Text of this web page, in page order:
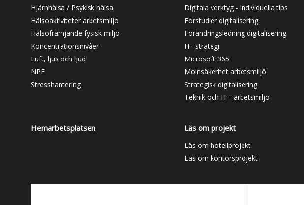
Hjärnhälsa / Psykisk hälsa
Hälsoaktiviteter arbetsmiljö
Hälsofrämjande fysisk miljö
Koncentrationsnivåer
Luft, ljus och ljud
NPF
Stresshantering
Digitala verktyg - individuella tips
Förstudier digitalisering
Förändringsledning digitalisering
IT- strategi
Microsoft 365
Molnsäkerhet arbetsmiljö
Strategisk digitalisering
Teknik och IT - arbetsmiljö
Hemarbetsplatsen Läs om projekt
Läs om hotellprojekt
Läs om kontorsprojekt